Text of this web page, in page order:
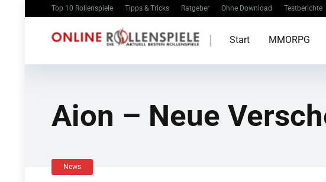
Top 10 Rollenspiele Tipps & Tricks Ratgeber Ohne Download Testberichte
Start MMORPG
Aion – Neue
News